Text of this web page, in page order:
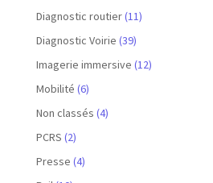
Diagnostic routier(11)
Diagnostic Voirie (39)
Imagerie immersive (12)
Mobilité (6)
Non classés (4)
PCRS (2)
Presse (4)